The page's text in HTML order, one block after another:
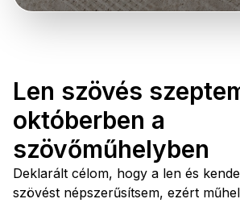
Len szövés
októberben a
szövőműhelyben
Deklarált célom, hogy a len és
szövést népszerűsítsem, ezért